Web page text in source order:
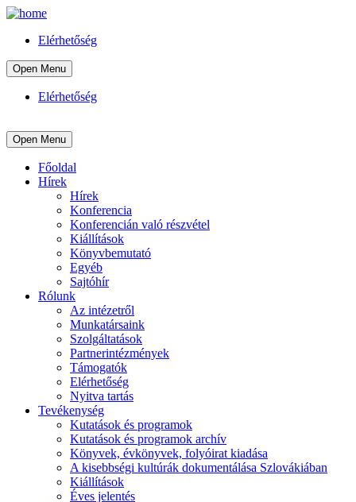
Elérhetőség
Open Menu
Elérhetőség
Open Menu
Főoldal
Hírek
Hírek
Konferencia
Konferencián való részvétel
Kiállítások
Könyvbemutató
Egyéb
Sajtóhír
Rólunk
Az intézetről
Munkatársaink
Szolgáltatások
Partnerintézmények
Támogatók
Elérhetőség
Nyitva tartás
Tevékenység
Kutatások és programok
Kutatások és programok archív
Könyvek, évkönyvek, folyóirat kiadása
A kisebbségi kultúrák dokumentálása Szlovákiában
Kiállítások
Éves jelentés